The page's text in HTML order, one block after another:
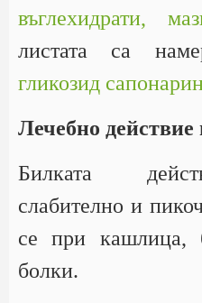
въглехидрати,
листата са
гликозид
Лечебно
Билката
слабително и
се при кашлица,
болки.